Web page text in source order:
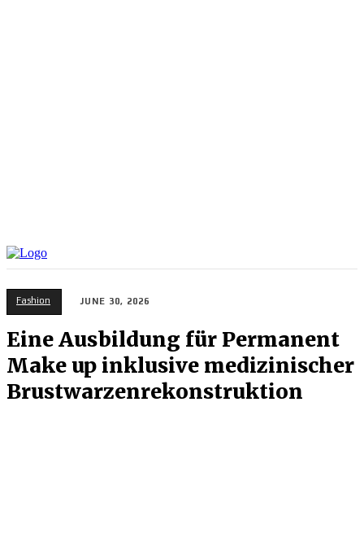
Fashion JUNE 30, 2026
Eine Ausbildung für Permanent
Make up inklusive medizinischer
Brustwarzenrekonstruktion